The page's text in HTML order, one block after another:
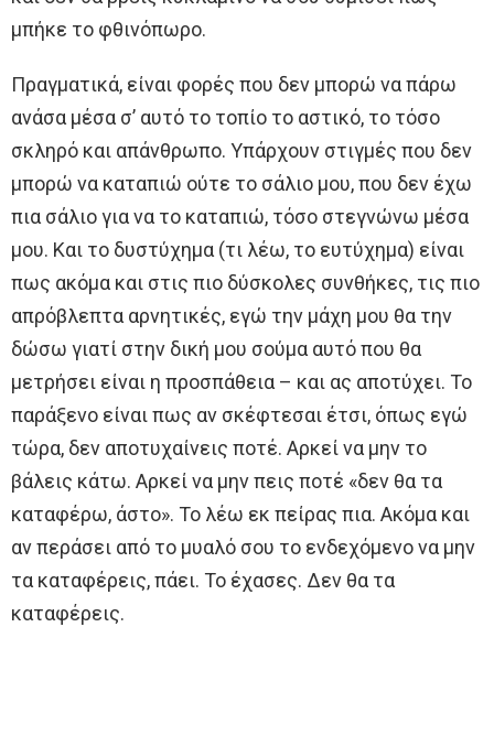
μπήκε το φθινόπωρο.
Πραγματικά, είναι φορές που δεν μπορώ να πάρω
ανάσα μέσα σ’ αυτό το τοπίο το αστικό, το τόσο
σκληρό και απάνθρωπο. Υπάρχουν στιγμές που δεν
μπορώ να καταπιώ ούτε το σάλιο μου, που δεν έχω
πια σάλιο για να το καταπιώ, τόσο στεγνώνω μέσα
μου. Και το δυστύχημα (τι λέω, το ευτύχημα) είναι
πως ακόμα και στις πιο δύσκολες συνθήκες, τις πιο
απρόβλεπτα αρνητικές, εγώ την μάχη μου θα την
δώσω γιατί στην δική μου σούμα αυτό που θα
μετρήσει είναι η προσπάθεια – και ας αποτύχει. Το
παράξενο είναι πως αν σκέφτεσαι έτσι, όπως εγώ
τώρα, δεν αποτυχαίνεις ποτέ. Αρκεί να μην το
βάλεις κάτω. Αρκεί να μην πεις ποτέ «δεν θα τα
καταφέρω, άστο». Το λέω εκ πείρας πια. Ακόμα και
αν περάσει από το μυαλό σου το ενδεχόμενο να μην
τα καταφέρεις, πάει. Το έχασες. Δεν θα τα
καταφέρεις.